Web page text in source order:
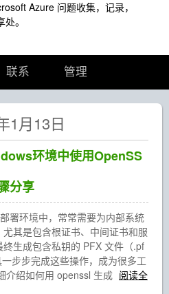
Azure 问题收集，记录，
。
联系 管理
1月13日
环境中使用OpenSS
分享
署环境中，常常需要为内部系统
其是包含根证书、中间证书和服
生成包含私钥的 PFX 文件（.pf
步步完成这些操作，成为很多工
介绍如何用 openssl 生成 阅读全